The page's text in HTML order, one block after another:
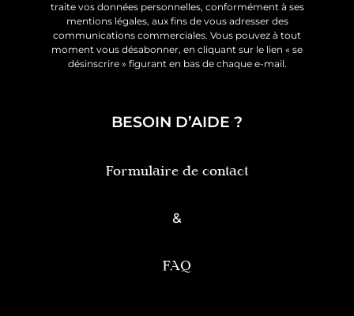
traite vos données personnelles, conformément à ses
mentions légales, aux fins de vous adresser des
communications commerciales. Vous pouvez à tout
moment vous désabonner, en cliquant sur le lien « se
désinscrire » figurant en bas de chaque e-mail.
BESOIN D’AIDE ?
Formulaire de contact
&
FAQ